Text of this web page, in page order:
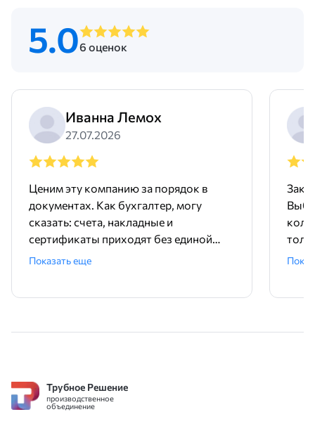
5.06 оценок
Иванна Лемох
27.07.2026
Ценим эту компанию за порядок в
документах. Как бухгалтер, могу
сказать: счета, накладные и
сертификаты приходят без единой
ошибки, все четко и вовремя.
Показать еще
Трубное Решение
производственное
объединение